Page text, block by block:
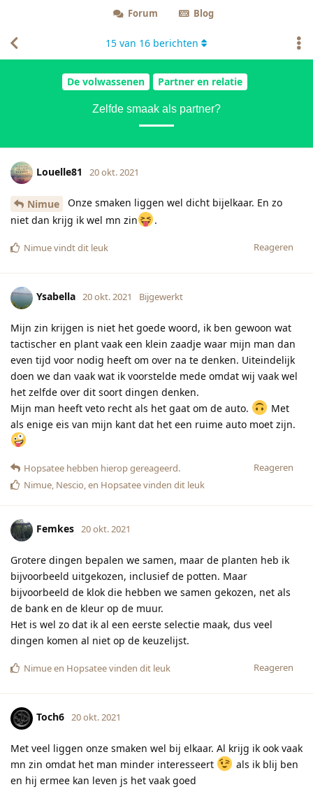
Forum Blog
De volwassenen Partner en relatie
Zelfde smaak als partner?
15 van 16 berichten
Louelle81 20 okt. 2021
Nimue
Onze smaken liggen wel dicht bijelkaar. En zo
niet dan krijg ik wel mn zin
.
Reageren
Nimuevindt dit leuk
Ysabella 20 okt. 2021 Bijgewerkt
Mijn zin krijgen is niet het goede woord, ik ben gewoon wat
tactischer en plant vaak een klein zaadje waar mijn man dan
even tijd voor nodig heeft om over na te denken. Uiteindelijk
doen we dan vaak wat ik voorstelde mede omdat wij vaak wel
het zelfde over dit soort dingen denken.
Mijn man heeft veto recht als het gaat om de auto.
Met
als enige eis van mijn kant dat het een ruime auto moet zijn.
Reageren
Hopsatee hebben hierop gereageerd.
Nimue Nescio , en Hopsateevinden dit leuk
Femkes 20 okt. 2021
Grotere dingen bepalen we samen, maar de planten heb ik
bijvoorbeeld uitgekozen, inclusief de potten. Maar
bijvoorbeeld de klok die hebben we samen gekozen, net als
de bank en de kleur op de muur.
Het is wel zo dat ik al een eerste selectie maak, dus veel
dingen komen al niet op de keuzelijst.
Reageren
Nimueen Hopsateevinden dit leuk
Toch6 20 okt. 2021
Met veel liggen onze smaken wel bij elkaar. Al krijg ik ook vaak
mn zin omdat het man minder interesseert
als ik blij ben
en hij ermee kan leven js het vaak goed